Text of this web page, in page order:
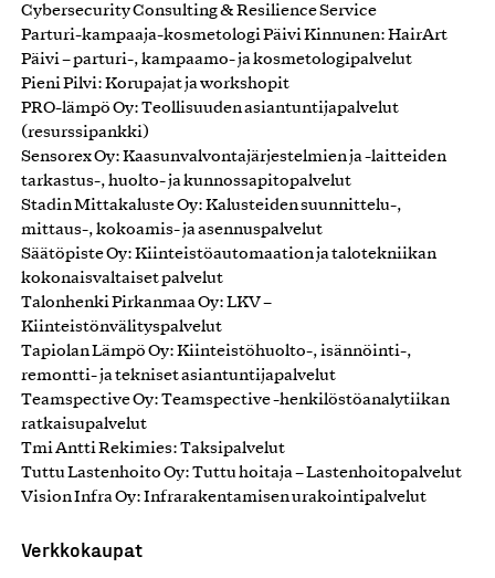
Cybersecurity Consulting & Resilience Service
Parturi-kampaaja-kosmetologi Päivi Kinnunen: HairArt
Päivi – parturi-, kampaamo- ja kosmetologipalvelut
Pieni Pilvi: Korupajat ja workshopit
PRO-lämpö Oy: Teollisuuden asiantuntijapalvelut
(resurssipankki)
Sensorex Oy: Kaasunvalvontajärjestelmien ja -laitteiden
tarkastus-, huolto- ja kunnossapitopalvelut
Stadin Mittakaluste Oy: Kalusteiden suunnittelu-,
mittaus-, kokoamis- ja asennuspalvelut
Säätöpiste Oy: Kiinteistöautomaation ja talotekniikan
kokonaisvaltaiset palvelut
Talonhenki Pirkanmaa Oy: LKV –
Kiinteistönvälityspalvelut
Tapiolan Lämpö Oy: Kiinteistöhuolto-, isännöinti-,
remontti- ja tekniset asiantuntijapalvelut
Teamspective Oy: Teamspective -henkilöstöanalytiikan
ratkaisupalvelut
Tmi Antti Rekimies: Taksipalvelut
Tuttu Lastenhoito Oy: Tuttu hoitaja – Lastenhoitopalvelut
Vision Infra Oy: Infrarakentamisen urakointipalvelut
Verkkokaupat